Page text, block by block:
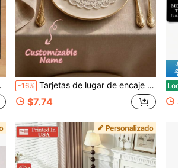
-16% Tarjetas de lugar de encaje bordadas personalizadas, etiquetas de nombre de boda personalizadas para platos, decoración de mesa romántica vintage, tarjetas de nombre de invitados
$7.74